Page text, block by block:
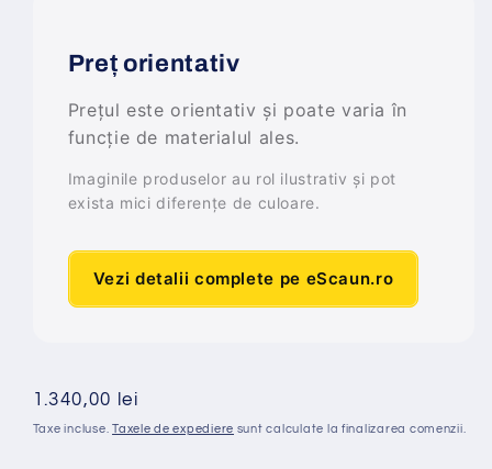
Preț orientativ
Prețul este orientativ și poate varia în
funcție de materialul ales.
Imaginile produselor au rol ilustrativ și pot
exista mici diferențe de culoare.
Vezi detalii complete pe eScaun.ro
Preț
obișnuit
1.340,00 lei
Taxe incluse.Taxele de expediere sunt calculate la finalizarea comenzii.